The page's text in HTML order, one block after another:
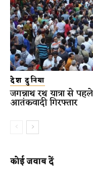
देश दुनिया
जगन्नाथ रथ यात्रा से
आतंकवादी गिरफ्तार
कोई जवाब दें